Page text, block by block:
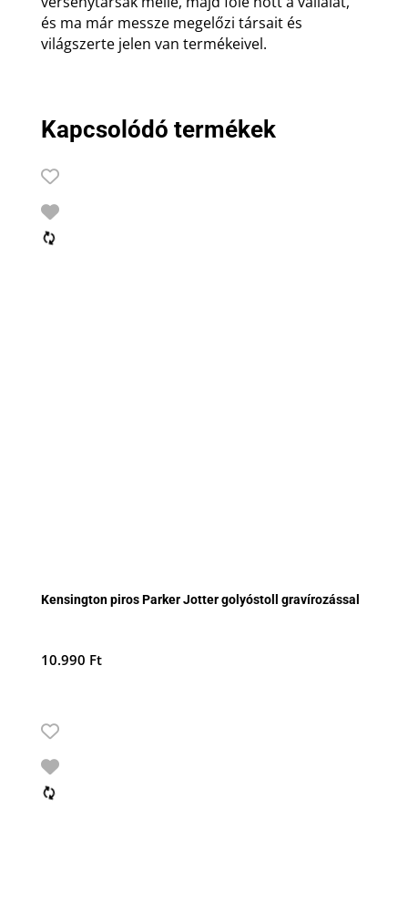
és ma már messze megelőzi társait és
világszerte jelen van termékeivel.
Kapcsolódó termékek
Kensington piros Parker Jotter golyóstoll gravírozással
10.990 Ft